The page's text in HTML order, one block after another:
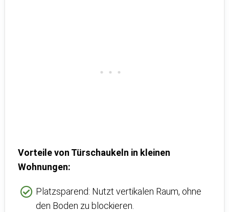
Vorteile von Türschaukeln in kleinen
Wohnungen:
Platzsparend: Nutzt vertikalen Raum, ohne
den Boden zu blockieren.